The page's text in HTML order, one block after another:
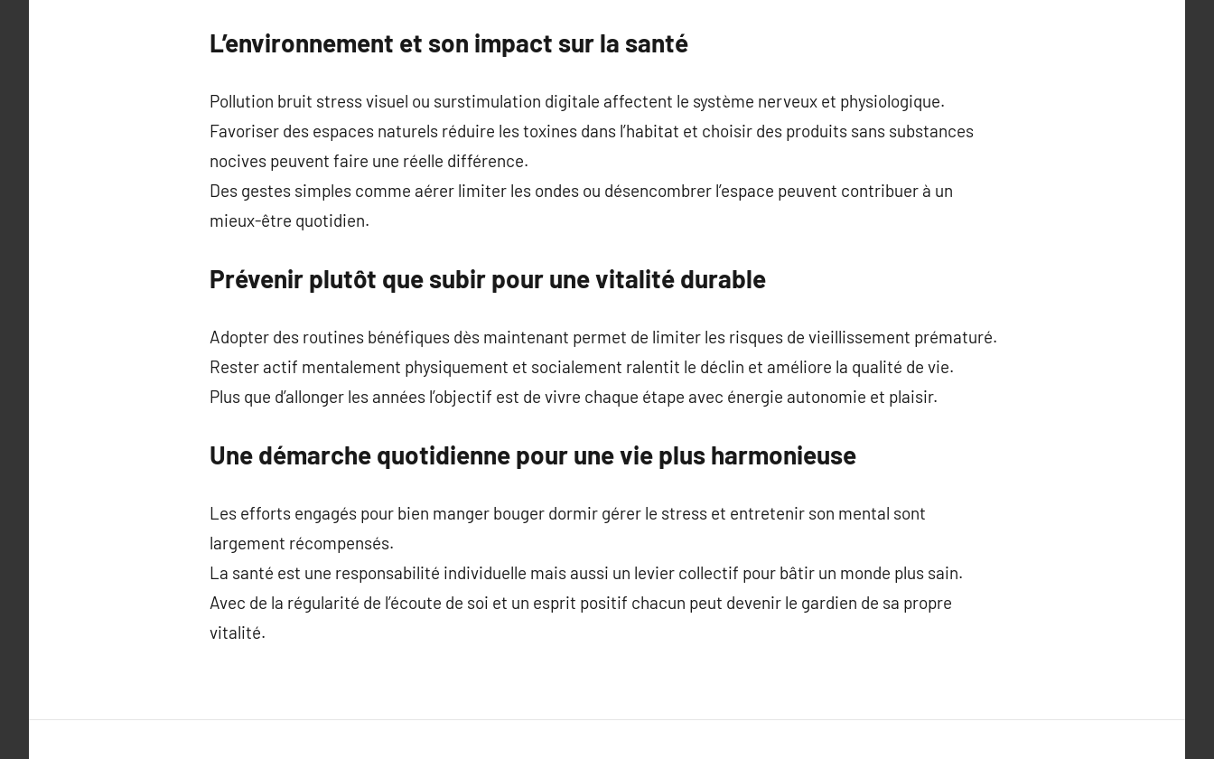
L’environnement et son impact sur la santé
Pollution bruit stress visuel ou surstimulation digitale affectent le système nerveux et physiologique.
Favoriser des espaces naturels réduire les toxines dans l’habitat et choisir des produits sans substances
nocives peuvent faire une réelle différence.
Des gestes simples comme aérer limiter les ondes ou désencombrer l’espace peuvent contribuer à un
mieux-être quotidien.
Prévenir plutôt que subir pour une vitalité durable
Adopter des routines bénéfiques dès maintenant permet de limiter les risques de vieillissement prématuré.
Rester actif mentalement physiquement et socialement ralentit le déclin et améliore la qualité de vie.
Plus que d’allonger les années l’objectif est de vivre chaque étape avec énergie autonomie et plaisir.
Une démarche quotidienne pour une vie plus harmonieuse
Les efforts engagés pour bien manger bouger dormir gérer le stress et entretenir son mental sont
largement récompensés.
La santé est une responsabilité individuelle mais aussi un levier collectif pour bâtir un monde plus sain.
Avec de la régularité de l’écoute de soi et un esprit positif chacun peut devenir le gardien de sa propre
vitalité.